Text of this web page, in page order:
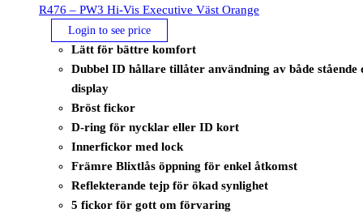
R476 – PW3 Hi-Vis Executive Väst Orange
Login to see price
Lätt för bättre komfort
Dubbel ID hållare tillåter användning av både
display
Bröst fickor
D-ring för nycklar eller ID kort
Innerfickor med lock
Främre Blixtlås öppning för enkel åtkomst
Reflekterande tejp för ökad synlighet
5 fickor för gott om förvaring